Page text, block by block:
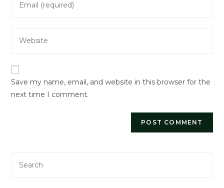
comment
your
address
your
URL
(optional)
Save my name, email, and website in this browser for the
next time I comment.